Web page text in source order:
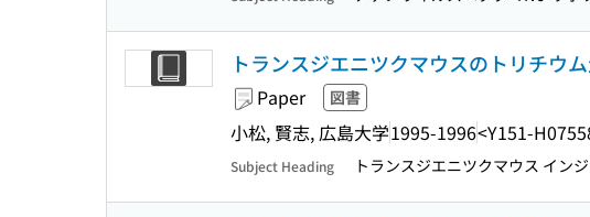
トランスジエニツクマウスのトリチウ
Paper 図書
小松, 賢志, 広島大学1995-1996<Y151-
Subject Heading トランスジエニツクマウス イン